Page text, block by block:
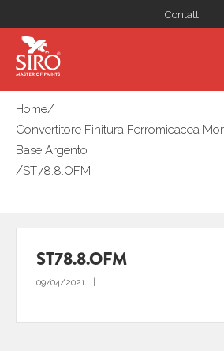
Contatti
Home/
Convertitore Finitura Ferromicacea
Base Argento
/ST78.8.OFM
ST78.8.OFM
09/04/2021